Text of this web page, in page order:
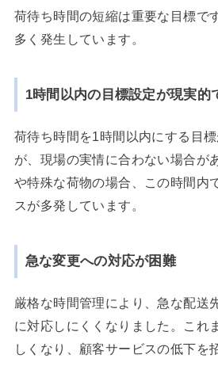
荷待ち時間の短縮は重要な目標で
多く発生しています。
1時間以内の目標設定が現実的
荷待ち時間を1時間以内にする目
が、現場の実情に合わない場合が
や特殊な荷物の場合、この時間内
スが多発しています。
急な変更への対応が困難
厳格な時間管理により、急な配送
に対応しにくくなりました。これ
しくなり、顧客サービスの低下を